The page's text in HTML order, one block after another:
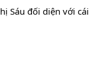
Sáu đối diện với cái